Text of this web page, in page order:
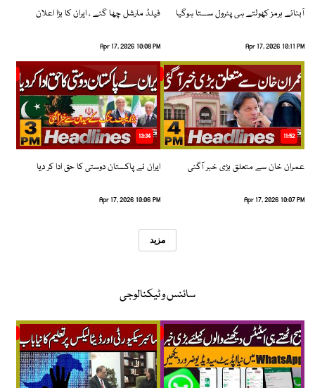
آبنائے ہرمز کھولتے ہی پٹرول سستا ہوگیا
Apr 17, 2026 10:11 PM
فیلڈ مارشل چھا گئے ، ایران کا بڑا اعلان
Apr 17, 2026 10:08 PM
11:52
عمران خان سے متعلق بڑی خبر آگئی
Apr 17, 2026 10:07 PM
13:34
ایران نے پاکستان دوستی کا حق ادا کر دیا
Apr 17, 2026 10:06 PM
مزید
سائنس و ٹیکنالوجی